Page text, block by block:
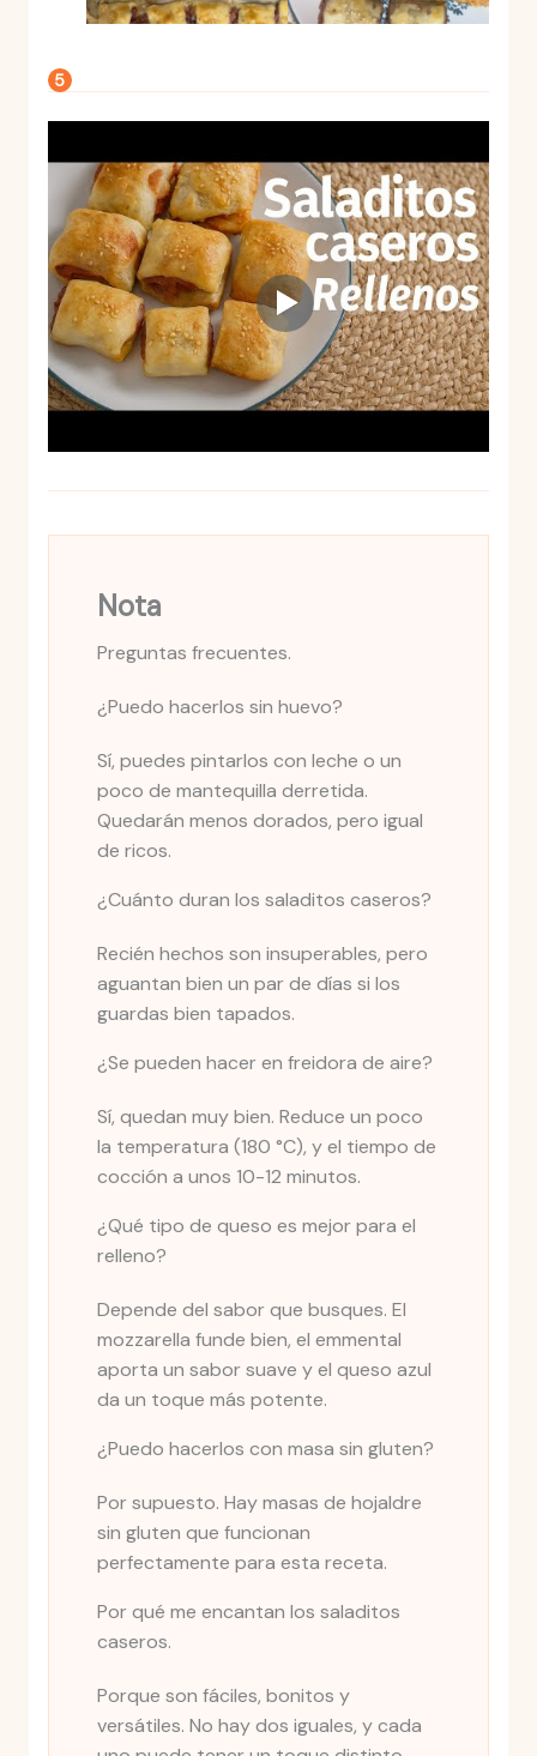
Nota
Preguntas frecuentes.
¿Puedo hacerlos sin huevo?
Sí, puedes pintarlos con leche o un
poco de mantequilla derretida.
Quedarán menos dorados, pero igual
de ricos.
¿Cuánto duran los saladitos caseros?
Recién hechos son insuperables, pero
aguantan bien un par de días si los
guardas bien tapados.
¿Se pueden hacer en freidora de aire?
Sí, quedan muy bien. Reduce un poco
la temperatura (180 °C), y el tiempo de
cocción a unos 10-12 minutos.
¿Qué tipo de queso es mejor para el
relleno?
Depende del sabor que busques. El
mozzarella funde bien, el emmental
aporta un sabor suave y el queso azul
da un toque más potente.
¿Puedo hacerlos con masa sin gluten?
Por supuesto. Hay masas de hojaldre
sin gluten que funcionan
perfectamente para esta receta.
Por qué me encantan los saladitos
caseros.
Porque son fáciles, bonitos y
versátiles. No hay dos iguales, y cada